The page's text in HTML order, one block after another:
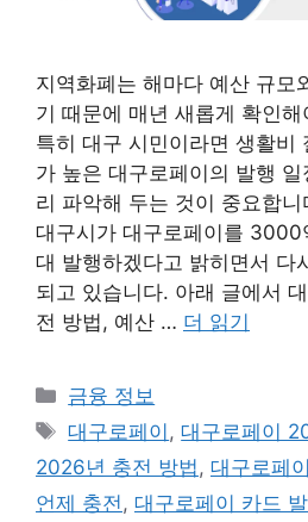
지역화폐는 해마다 예산 규모
기 때문에 매년 새롭게 확인
특히 대구 시민이라면 생활비
가 높은 대구로페이의 발행
리 파악해 두는 것이 중요합
대구시가 대구로페이를 3000
대 발행하겠다고 밝히면서 다
되고 있습니다. 아래 글에서
전 방법, 예산 … 더 읽기
카
테
고
리
금융 정보
태
그
대구로페이 ,대구로페이
2026년 충전 방법 , 대구로페
언제 충전 , 대구로페이 카드